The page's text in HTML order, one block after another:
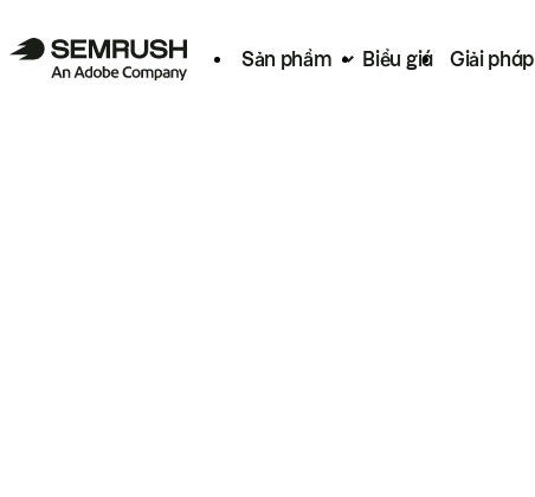
Sản phẩm Biểu giá Giải pháp